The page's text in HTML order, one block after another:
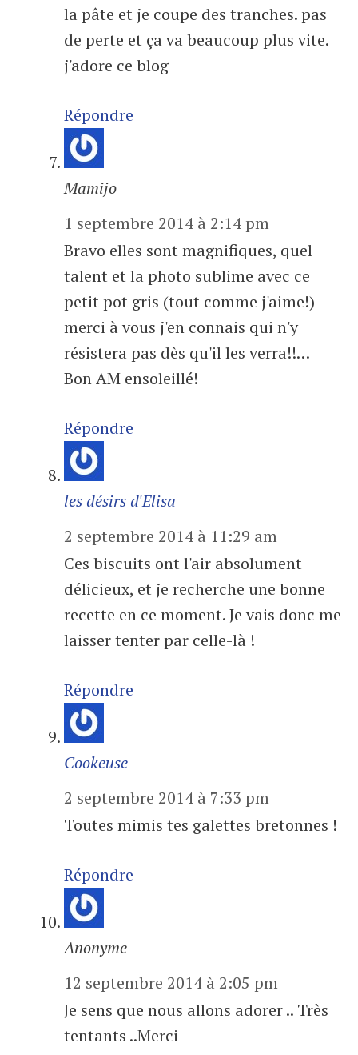
la pâte et je coupe des tranches. pas
de perte et ça va beaucoup plus vite.
j'adore ce blog
Répondre
Mamijo
1 septembre 2014 à 2:14 pm
Bravo elles sont magnifiques, quel
talent et la photo sublime avec ce
petit pot gris (tout comme j'aime!)
merci à vous j'en connais qui n'y
résistera pas dès qu'il les verra!!…
Bon AM ensoleillé!
Répondre
les désirs d'Elisa
2 septembre 2014 à 11:29 am
Ces biscuits ont l'air absolument
délicieux, et je recherche une bonne
recette en ce moment. Je vais donc me
laisser tenter par celle-là !
Répondre
Cookeuse
2 septembre 2014 à 7:33 pm
Toutes mimis tes galettes bretonnes !
Répondre
Anonyme
12 septembre 2014 à 2:05 pm
Je sens que nous allons adorer .. Très
tentants ..Merci